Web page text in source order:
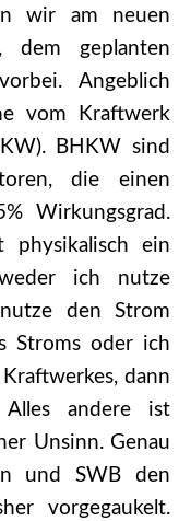
wir am neuen
dem geplanten
Angeblich
vom Kraftwerk
BHKW sind
die einen
Wirkungsgrad.
physikalisch ein
ich nutze
den Strom
Stroms oder ich
dann
andere ist
Unsinn. Genau
und SWB den
vorgegaukelt.